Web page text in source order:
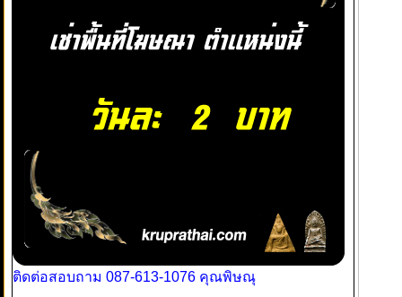
ติดต่อสอบถาม 087-613-1076 คุณพิษณุ